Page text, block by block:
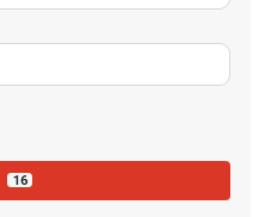
Mercedes-Benz
Opel
16